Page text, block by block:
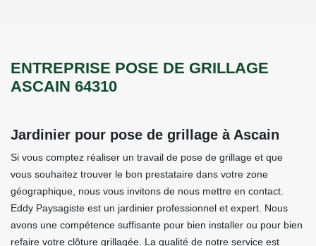
ENTREPRISE POSE DE GRILLAGE
ASCAIN 64310
Jardinier pour pose de grillage à Ascain
Si vous comptez réaliser un travail de pose de grillage et que
vous souhaitez trouver le bon prestataire dans votre zone
géographique, nous vous invitons de nous mettre en contact.
Eddy Paysagiste est un jardinier professionnel et expert. Nous
avons une compétence suffisante pour bien installer ou pour bien
refaire votre clôture grillagée. La qualité de notre service est